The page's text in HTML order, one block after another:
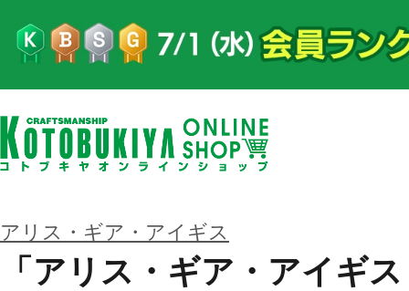
アリス・ギア・アイギス
「アリス・ギア・アイギ